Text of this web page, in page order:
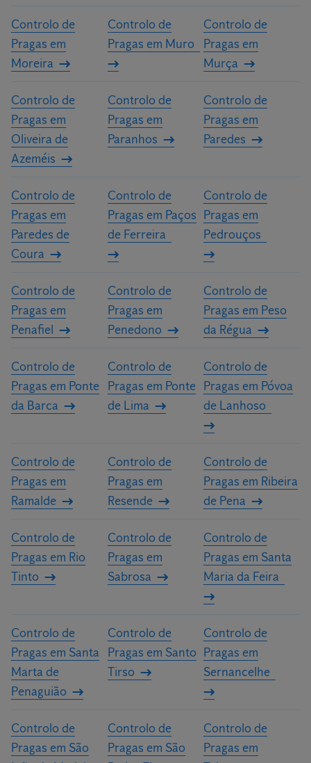
Controlo de
Pragas em
Moreira
Controlo de
Pragas em Muro
Controlo de
Pragas em
Murça
Controlo de
Pragas em
Oliveira de
Azeméis
Controlo de
Pragas em
Paranhos
Controlo de
Pragas em
Paredes
Controlo de
Pragas em
Paredes de
Coura
Controlo de
Pragas em Paços
de Ferreira
Controlo de
Pragas em
Pedrouços
Controlo de
Pragas em
Penafiel
Controlo de
Pragas em
Penedono
Controlo de
Pragas em Peso
da Régua
Controlo de
Pragas em Ponte
da Barca
Controlo de
Pragas em Ponte
de Lima
Controlo de
Pragas em Póvoa
de Lanhoso
Controlo de
Pragas em
Ramalde
Controlo de
Pragas em
Resende
Controlo de
Pragas em Ribeira
de Pena
Controlo de
Pragas em Rio
Tinto
Controlo de
Pragas em
Sabrosa
Controlo de
Pragas em Santa
Maria da Feira
Controlo de
Pragas em Santa
Marta de
Penaguião
Controlo de
Pragas em Santo
Tirso
Controlo de
Pragas em
Sernancelhe
Controlo de
Pragas em São
Controlo de
Pragas em São
Controlo de
Pragas em